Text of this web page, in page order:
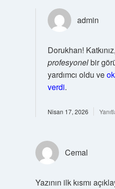
admin
Dorukhan!
profesyonelbir
yardımcı oldu ve
verdi.
Nisan 17, 2026
Cemal
Yazının ilk kısmı